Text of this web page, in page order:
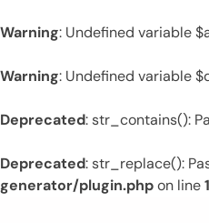
Warning: Undefined variable
Warning: Undefined variable
Deprecated: str_contains():
Deprecated: str_replace():
generator/plugin.phpon line